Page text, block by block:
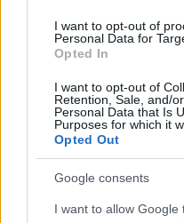
I want to opt-out of
Personal Data for
Opted In
I want to opt-out of
Retention, Sale, and/
Personal Data that Is
Purposes for which it
Opted Out
Google consents
I want to allow Google